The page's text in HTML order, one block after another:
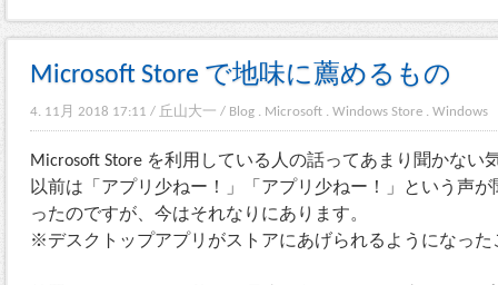
Microsoft Store で地味に薦めるもの
4. 11月 2018 17:11 / 丘山大一 / Blog . Microsoft . Windows Store . Windows
Microsoft Store を利用している人の話ってあまり聞かない
以前は「アプリ少ねー！」「アプリ少ねー！」という声
ったのですが、今はそれなりにあります。
※デスクトップアプリがストアにあげられるようになっ